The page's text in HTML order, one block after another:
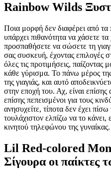
Rainbow Wilds
Ποια μορφή δεν διαφέρει από
υπάρχει πιθανότητα να χάσετε
προσπαθήσετε να σώσετε τη
σας συσκευή, έχοντας επιλογές
όλες τις προτιμήσεις,
κάθε γύρισμα. Το πάνω μέρος
της γιαγιάς, και αυτό
στην εποχή του. Αχ, είναι επίσης
επίσης πεπεισμένοι για τους
ανησυχείτε, τίποτα δεν έχει
τουλάχιστον ελπίζω να το κάνει,
κινητού τηλεφώνου της γυναίκας.
Lil Red-colored
Σίγουρα οι